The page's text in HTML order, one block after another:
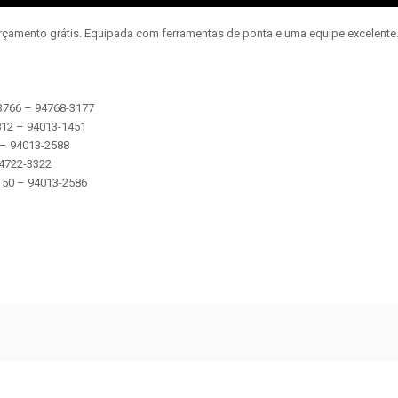
grátis. Equipada com ferramentas de ponta e uma equipe
– 94768-3177
– 94013-1451
94013-2588
3322
– 94013-2586